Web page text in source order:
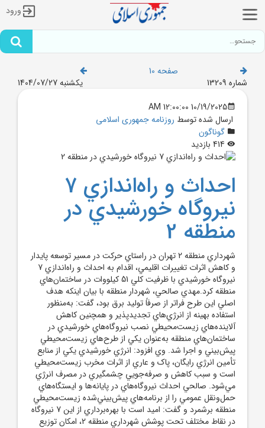
ورود
صفحه 10
شماره 13209
یکشنبه 1404/07/27
10/19/2025 12:00:00 AM
ارسال شده توسط روزنامه جمهوری اسلامی
گوناگون
احداث و راه‌اندازي 7
نيروگاه خورشيدي در
منطقه 2
شهرداري منطقه 2 تهران در راستاي حرکت در مسير توسعه پايدار
و کاهش اثرات تغييرات اقليمي، اقدام به احداث و راه‌اندازي 7
نيروگاه خورشيدي با ظرفيت کلي 51 کيلووات در ساختمان‌هاي
منطقه کرد.مهدي صالحي، شهردار منطقه با بيان اينکه هدف
اصلي اين طرح فراتر از صرفاً توليد برق بود، گفت: به‌منظور
استفاده بهينه از انرژي‌هاي تجديدپذير و همچنين کاهش
آلاينده‌هاي زيست‌محيطي نصب نيروگاه‌هاي خورشيدي در
ساختمان‌هاي منطقه به‌عنوان يکي از طرح‌هاي زيست‌محيطي
پيش‌بيني و اجرا شد. وي افزود: انرژي خورشيدي يکي از منابع
تأمين انرژي رايگان، پاک و عاري از اثرات مخرب زيست‌محيطي
است و سبب کاهش و صرفه‌جويي چشمگيري در مصرف انرژي
مي‌شود. صالحي احداث نيروگاه‌هاي در پايانه‌ها و ايستگاه‌هاي
حمل‌ونقل عمومي را از برنامه‌هاي پيش‌بيني‌شده زيست‌محيطي
منطقه برشمرد و گفت: اميد است با بهره‌برداري از اين 7 نيروگاه
در نقاط مختلف تحت پوشش شهرداري منطقه 2، امکان توزيع